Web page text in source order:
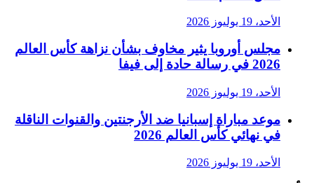
الأحد، 19 يوليوز 2026
مجلس أوروبا يثير مخاوف بشأن نزاهة كأس العالم
2026 في رسالة حادة إلى فيفا
الأحد، 19 يوليوز 2026
موعد مباراة إسبانيا ضد الأرجنتين والقنوات الناقلة
في نهائي كأس العالم 2026
الأحد، 19 يوليوز 2026